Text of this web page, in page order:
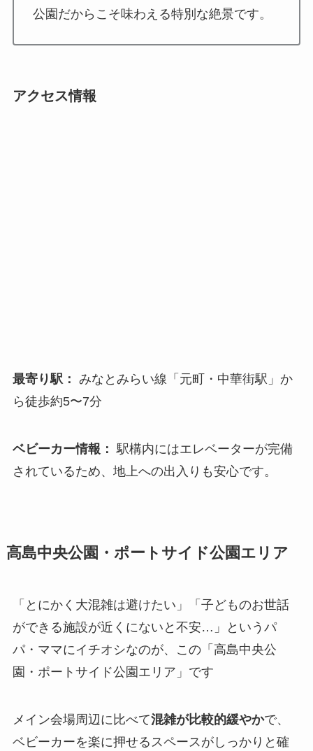
公園だからこそ味わえる特別な絶景です。
アクセス情報
最寄り駅： みなとみらい線「元町・中華街駅」か
ら徒歩約5〜7分
ベビーカー情報： 駅構内にはエレベーターが完備
されているため、地上への出入りも安心です。
高島中央公園・ポートサイド公園エリア
「とにかく大混雑は避けたい」「子どものお世話
ができる施設が近くにないと不安…」というパ
パ・ママにイチオシなのが、この「高島中央公
園・ポートサイド公園エリア」です
メイン会場周辺に比べて混雑が比較的緩やかで、
ベビーカーを楽に押せるスペースがしっかりと確